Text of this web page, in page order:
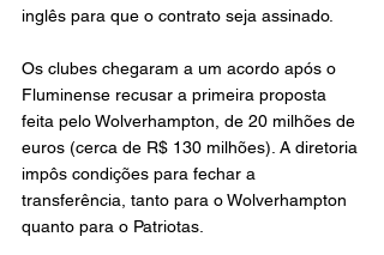
inglês para que o contrato seja assinado.
Os clubes chegaram a um acordo após o
Fluminense recusar a primeira proposta
feita pelo Wolverhampton, de 20 milhões de
euros (cerca de R$ 130 milhões). A diretoria
impôs condições para fechar a
transferência, tanto para o Wolverhampton
quanto para o Patriotas.